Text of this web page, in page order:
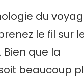
du
le fil sur
que la
beaucoup